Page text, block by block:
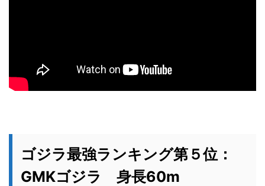
ゴジラ最強ランキング第５位：
GMKゴジラ 身長60m